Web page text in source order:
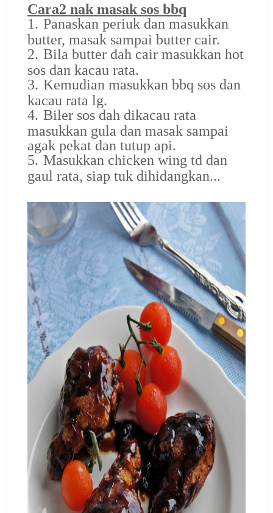
Cara2 nak masak sos bbq
1. Panaskan periuk dan masukkan
butter, masak sampai butter cair.
2. Bila butter dah cair masukkan hot
sos dan kacau rata.
3. Kemudian masukkan bbq sos dan
kacau rata lg.
4. Biler sos dah dikacau rata
masukkan gula dan masak sampai
agak pekat dan tutup api.
5. Masukkan chicken wing td dan
gaul rata, siap tuk dihidangkan...